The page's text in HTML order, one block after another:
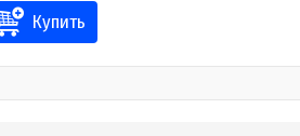
Купить